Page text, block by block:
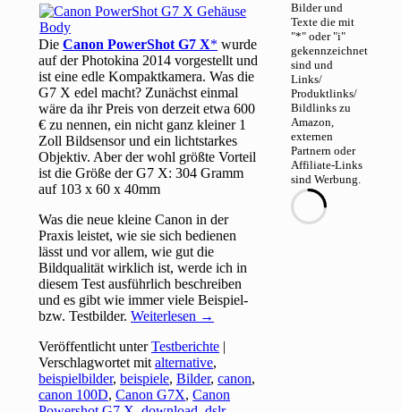
DieCanon PowerShot G7 X
wurde
auf der Photokina 2014 vorgestellt und
ist eine edle Kompaktkamera. Was die
G7 X edel macht? Zunächst einmal
wäre da ihr Preis von derzeit etwa 600
€ zu nennen, ein nicht ganz kleiner 1
Zoll Bildsensor und ein lichtstarkes
Objektiv. Aber der wohl größte Vorteil
ist die Größe der G7 X: 304 Gramm
auf 103 x 60 x 40mm
Was die neue kleine Canon in der
Praxis leistet, wie sie sich bedienen
lässt und vor allem, wie gut die
Bildqualität wirklich ist, werde ich in
diesem Test ausführlich beschreiben
und es gibt wie immer viele Beispiel-
bzw. Testbilder.Weiterlesen →
Veröffentlicht unter Testberichte |
Verschlagwortet mit alternative,
beispielbilder,beispiele,Bilder,canon,
canon 100D,Canon G7X,Canon
Bilder und
Texte die mit
"*" oder "i"
gekennzeichnet
sind und
Links/
Produktlinks/
Bildlinks zu
Amazon,
externen
Partnern oder
Affiliate-Links
sind Werbung.